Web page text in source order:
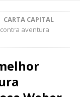
CARTA CAPITAL
aventura